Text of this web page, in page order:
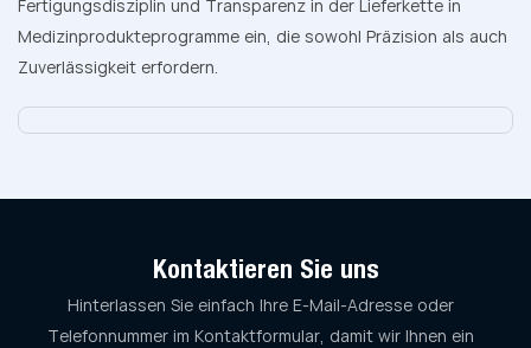
Fertigungsdisziplin und Transparenz in der Lieferkette in
Medizinprodukteprogramme ein, die sowohl Präzision als auch
Zuverlässigkeit erfordern.
Kontaktieren Sie uns
Hinterlassen Sie einfach Ihre E-Mail-Adresse oder
Telefonnummer im Kontaktformular, damit wir Ihnen ein